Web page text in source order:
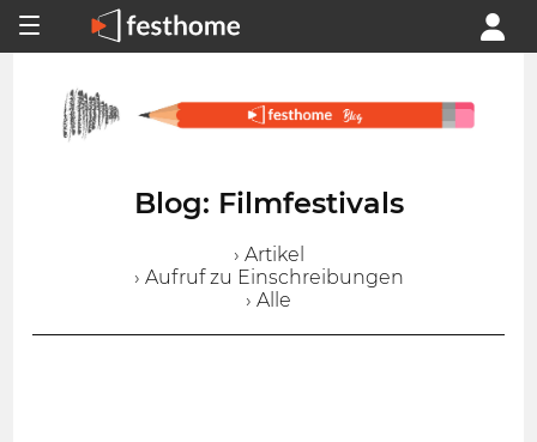
Blog: Filmfestivals
› Artikel
› Aufruf zu Einschreibungen
› Alle